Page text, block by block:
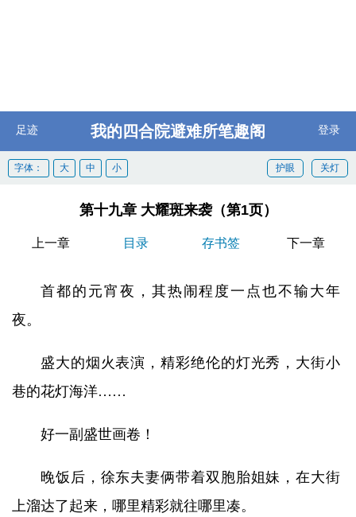
足迹 我的四合院避难所笔趣阁 登录
关灯
护眼
字体： 大 中 小
第十九章 大耀斑来袭（第1页）
上一章 目录 存书签 下一章
首都的元宵夜，其热闹程度一点也不输大年
夜。
盛大的烟火表演，精彩绝伦的灯光秀，大街小
巷的花灯海洋……
好一副盛世画卷！
晚饭后，徐东夫妻俩带着双胞胎姐妹，在大街
上溜达了起来，哪里精彩就往哪里凑。